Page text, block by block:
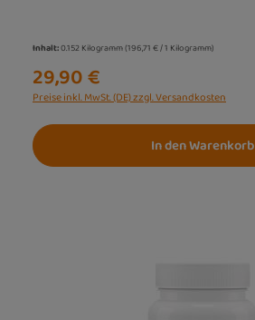
Inhalt:0.152 Kilogramm(196,71 € / 1 Kilogramm)
29,90 €
Preise inkl. MwSt. (DE) zzgl. Versandkosten
In den Warenkorb